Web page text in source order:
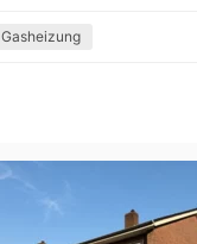
Gasheizung